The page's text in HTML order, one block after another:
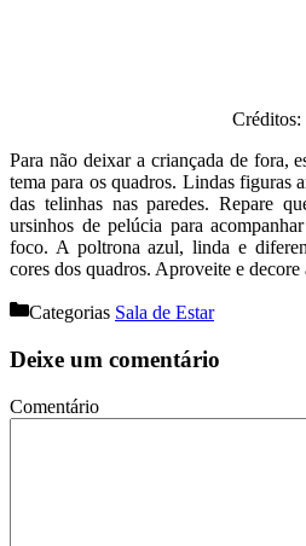
Para não deixar a criançada de fora,
tema para os quadros. Lindas figuras
das telinhas nas paredes. Repare
ursinhos de pelúcia para
foco. A poltrona azul, linda e
cores dos quadros. Aproveite e decore
Categorias Sala de Estar
Deixe um comentário
Comentário